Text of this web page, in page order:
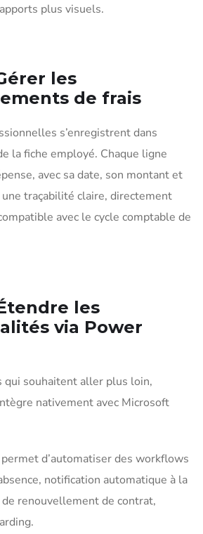
plus visuels.
les
de frais
s’enregistrent dans
la fiche employé. Chaque ligne
avec sa date, son montant et
traçabilité claire, directement
avec le cycle comptable de
les
via Power
qui souhaitent aller plus loin,
nativement avec Microsoft
d’automatiser des workflows
notification automatique à la
renouvellement de contrat,